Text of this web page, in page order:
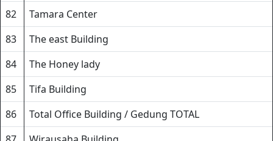
82
Tamara Center
83
The east Building
84
The Honey lady
85
Tifa Building
86
Total Office Building / Gedung TOTAL